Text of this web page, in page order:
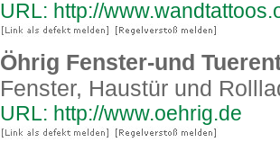
URL: http://
Öhrig Fenster-und
Fenster, Haustür und
URL: http://www.oehrig.de